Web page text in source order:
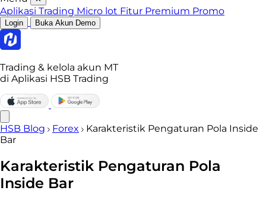
Aplikasi Trading Micro lot Fitur Premium Promo
Login Buka Akun Demo
Trading & kelola akun MT
di Aplikasi HSB Trading
HSB Blog Forex
Karakteristik Pengaturan Pola Inside
Bar
Karakteristik Pengaturan Pola
Inside Bar